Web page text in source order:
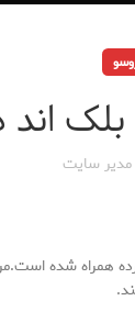
اند
مدیر سایت
همراه شده